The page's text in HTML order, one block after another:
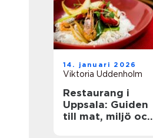
14. januari 2026
Viktoria Uddenholm
Restaurang i
Uppsala: Guiden
till mat, miljö och